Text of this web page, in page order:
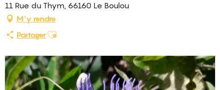
11 Rue du Thym, 66160 Le Boulou
M'y rendre
PartagerAjouter aux favoris